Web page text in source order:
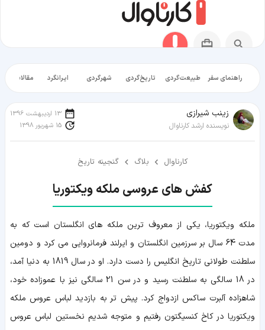
راهنمای سفر طبیعت‌گردی تاریخ‌گردی شهرگردی ایرانگرد مقالات
زينب شيرازی
نویسنده ارشد کارناوال
13 اردیبهشت 1396
15 شهریور 1398
کارناوال بلاگ گنجینه تاریخ
کفش های عروسی ملکه ویکتوریا
ملکه ویکتوریا، یکی از معروف ترین ملکه های انگلستان است که به
مدت 64 سال بر سرزمین انگلستان و ایرلند فرمانروایی می کرد و دومین
سلطنت طولانی تاریخ انگلیس را دست دارد. او در سال 1819 به دنیا آمد،
در 18 سالگی به سلطنت رسید و در سن 21 سالگی نیز با عموزاده خود،
شاهزاده آلبرت ساکس ازدواج کرد. پیش تر به بازدید لباس عروس ملکه
ویکتوریا در کاخ کنسیگتون رفتیم و متوجه شدیم نخستین لباس عروس